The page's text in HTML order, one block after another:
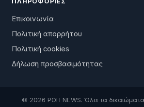
Επικοινωνία
Πολιτική απορρήτου
Πολιτική cookies
Δήλωση προσβασιμότητας
© 2026 ΡΟΗ NEWS. Όλα τα